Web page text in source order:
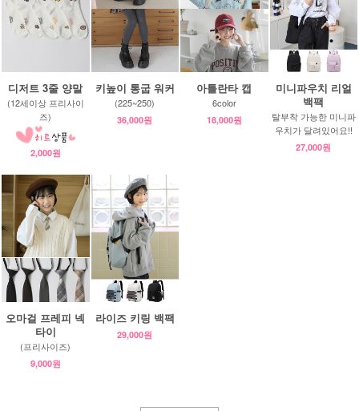
디저트 3줄 양말
(12세이상 프리사이
즈)
2,000원
키높이 통굽 워커
(225~250)
36,000원
아틀란타 캡
6color
18,000원
미니파우치 리얼
백팩
탈부착 가능한 미니파
우치가 달려있어요!!
27,000원
오마걸 프레피 넥
타이
(프리사이즈)
9,000원
라이즈 키링 백팩
29,000원